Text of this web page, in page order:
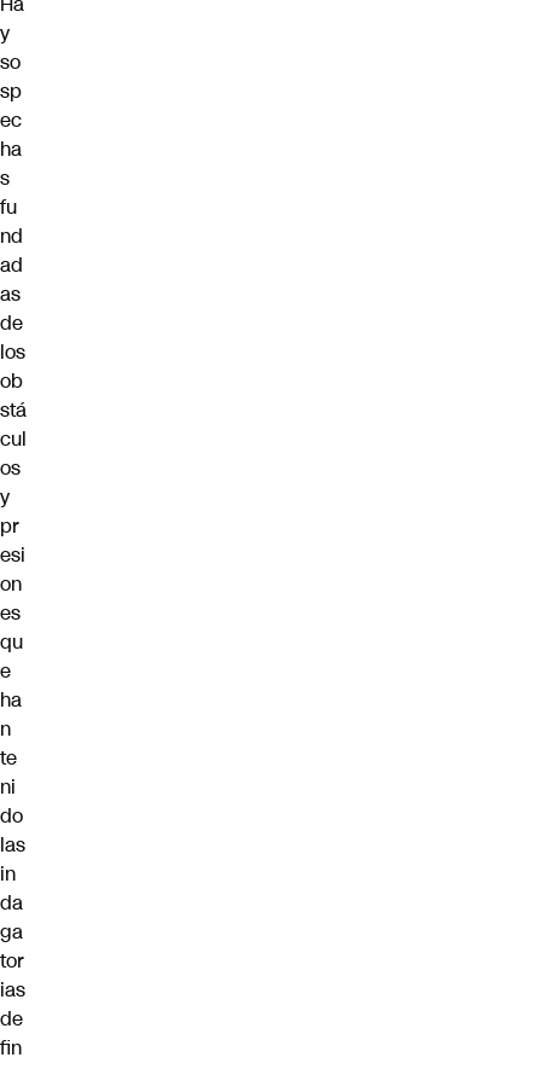
y
so
sp
ec
ha
s
fu
nd
ad
as
de
los
ob
stá
cul
os
y
pr
esi
on
es
qu
e
ha
n
te
ni
do
las
in
da
ga
tor
ias
de
fin